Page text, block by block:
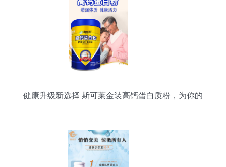
健康升级新选择 斯可莱金装高钙蛋白质粉，为你的